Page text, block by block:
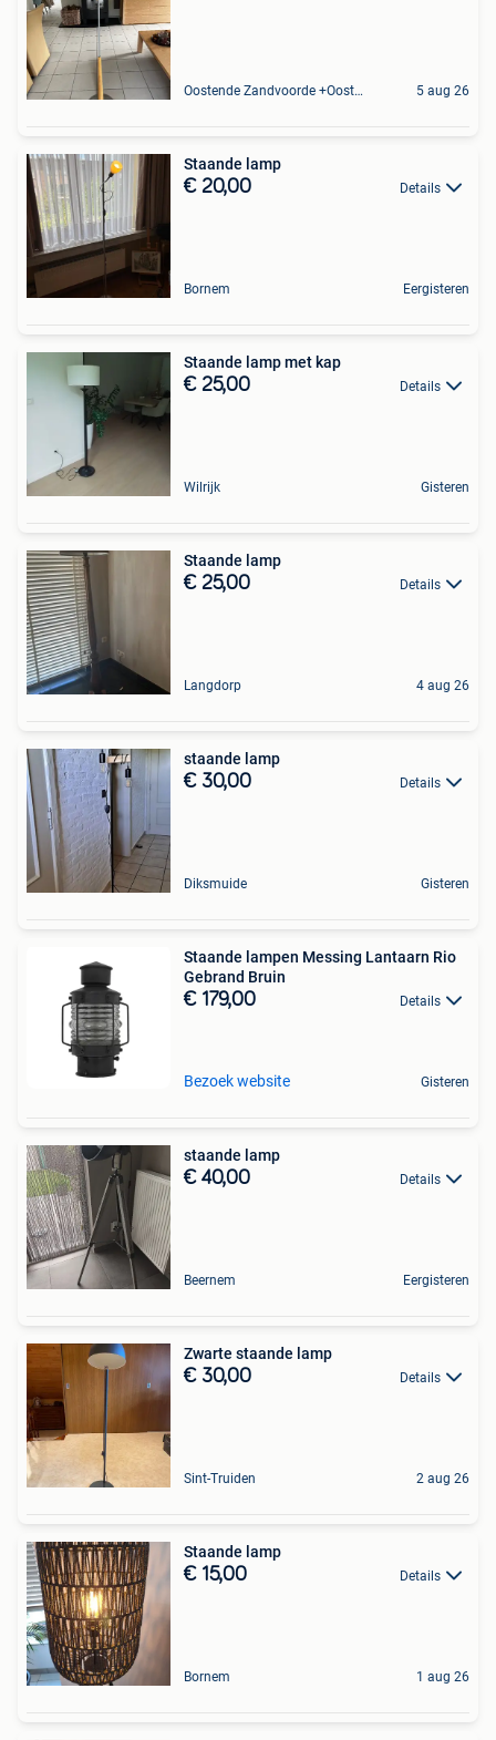
Oostende Zandvoorde +Oostende 5 aug 26
Staande lamp
€ 20,00 Details
Bornem Eergisteren
Staande lamp met kap
€ 25,00 Details
Wilrijk Gisteren
Staande lamp
€ 25,00 Details
Langdorp 4 aug 26
staande lamp
€ 30,00 Details
Diksmuide Gisteren
Staande lampen Messing Lantaarn Rio
Gebrand Bruin
€ 179,00 Details
Bezoek website Gisteren
staande lamp
€ 40,00 Details
Beernem Eergisteren
Zwarte staande lamp
€ 30,00 Details
Sint-Truiden 2 aug 26
Staande lamp
€ 15,00 Details
Bornem 1 aug 26